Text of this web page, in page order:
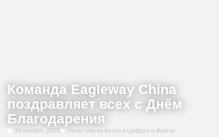
Команда Eagleway China
поздравляет всех с Днём
Благодарения
28 ноября, 2025 Логистика из Китая в Цифрах и Фактах